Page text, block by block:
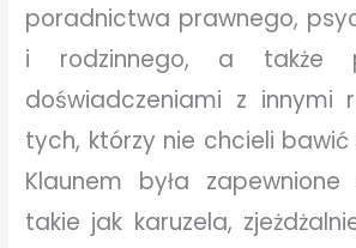
poradnictwa prawnego,
i rodzinnego, a także
doświadczeniami z innymi
tych, którzy nie chcieli bawić
Klaunem była
takie jak karuzela,